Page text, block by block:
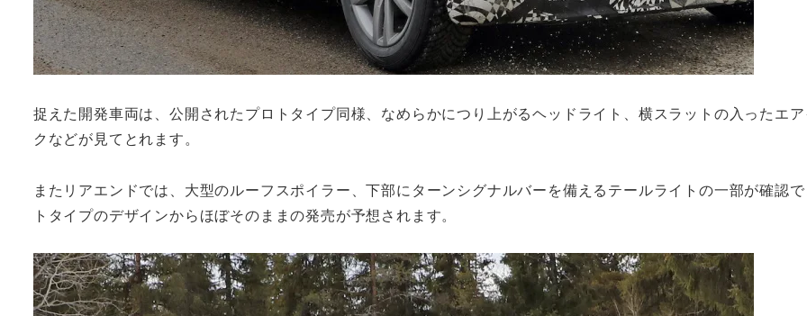
捉えた開発車両は、公開されたプロトタイプ同様、なめらかにつり上がるヘッドライト、横スラットの入ったエ
クなどが見てとれます。
またリアエンドでは、大型のルーフスポイラー、下部にターンシグナルバーを備えるテールライトの一部が確認で
トタイプのデザインからほぼそのままの発売が予想されます。